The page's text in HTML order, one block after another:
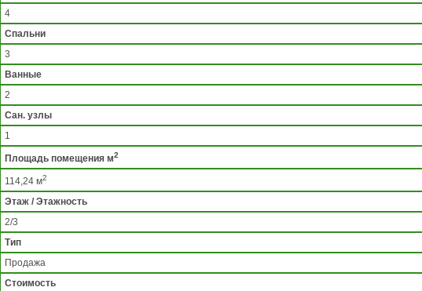
4
Спальни
3
Ванные
2
Сан. узлы
1
Площадь помещения м2
114,24 м2
Этаж / Этажность
2/3
Тип
Продажа
Стоимость